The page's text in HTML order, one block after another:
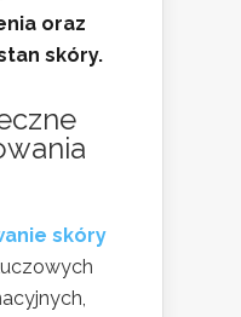
oraz
skóry.
skóry